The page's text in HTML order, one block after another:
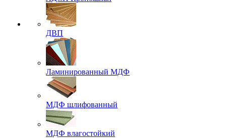
ДВП
Ламинированный МДФ
МДФ шлифованный
МДФ влагостойкий